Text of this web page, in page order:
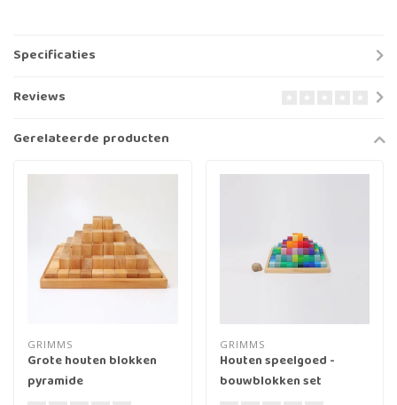
Specificaties
Reviews
Gerelateerde producten
GRIMMS
Grote houten blokken
pyramide
GRIMMS
Houten speelgoed -
bouwblokken set